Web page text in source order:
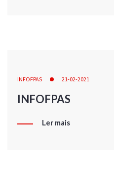
INFOFPAS 21-02-2021
INFOFPAS
Ler mais